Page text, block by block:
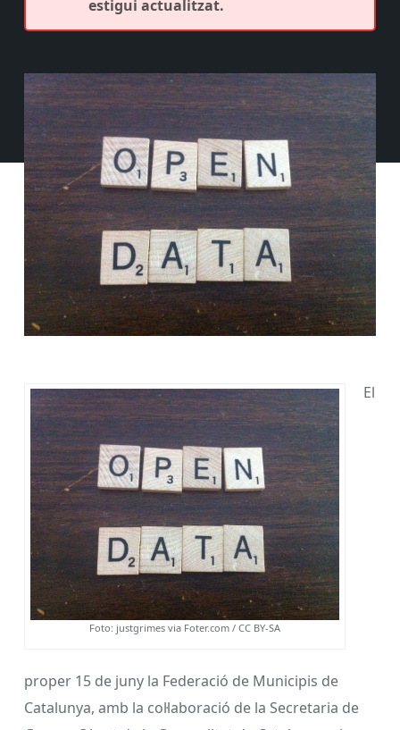
estigui actualitzat.
Foto: justgrimes via Foter.com / CC BY-SA
El
proper 15 de juny la Federació de Municipis de
Catalunya, amb la col·laboració de la Secretaria de